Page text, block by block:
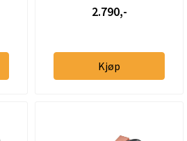
2.790,-
Kjøp